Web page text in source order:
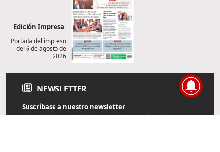
Edición Impresa
Portada del impreso
del 6 de agosto de
2026
NEWSLETTER
Suscríbase a nuestro newsletter
Reciba diariamente información de actualidad directamente en